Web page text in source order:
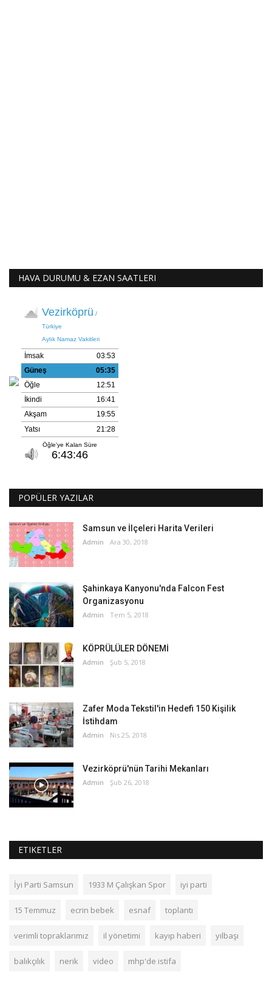
HAVA DURUMU & EZAN SAATLERI
POPÜLER YAZILAR
Samsun ve İlçeleri Harita Verileri
Admin Ara 30, 2018
Şahinkaya Kanyonu'nda Falcon Fest
Organizasyonu
Admin Tem 5, 2018
KÖPRÜLÜLER DÖNEMİ
Admin Şub 5, 2018
Zafer Moda Tekstil'in Hedefi 150 Kişilik
İstihdam
Admin Nis 25, 2018
Vezirköprü'nün Tarihi Mekanları
Admin Şub 26, 2018
ETIKETLER
İyi Parti Samsun 1933 M Çalışkan Spor iyi parti
15 Temmuz ecrin bebek esnaf toplantı
verimli topraklarımız il yönetimi kayıp haberi yılbaşı
balıkçılık nerik video mhp'de istifa